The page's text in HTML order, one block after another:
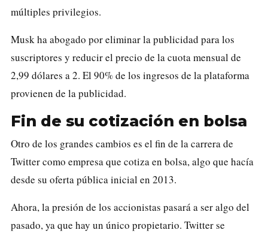
múltiples privilegios.
Musk ha abogado por eliminar la publicidad para los
suscriptores y reducir el precio de la cuota mensual de
2,99 dólares a 2. El 90% de los ingresos de la plataforma
provienen de la publicidad.
Fin de su cotización en bolsa
Otro de los grandes cambios es el fin de la carrera de
Twitter como empresa que cotiza en bolsa, algo que hacía
desde su oferta pública inicial en 2013.
Ahora, la presión de los accionistas pasará a ser algo del
pasado, ya que hay un único propietario. Twitter se